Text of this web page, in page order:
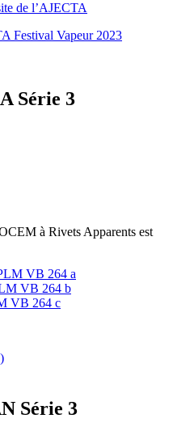
de l’AJECTA
Série 3
à Rivets Apparents est
Série 3